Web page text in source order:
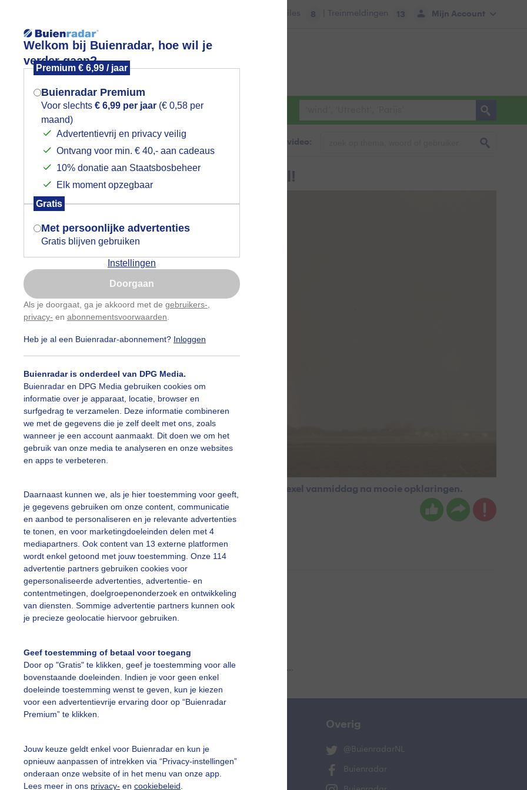
Welkom bij Buienradar, hoe wil je
verder gaan?
Premium € 6,99 / jaar
Buienradar Premium
Voor slechts € 6,99 per jaar (€ 0,58 per
maand)
Advertentievrij en privacy veilig
Ontvang voor min. € 40,- aan cadeaus
10% donatie aan Staatsbosbeheer
Elk moment opzegbaar
Gratis
Met persoonlijke advertenties
Gratis blijven gebruiken
Instellingen
Doorgaan
Als je doorgaat, ga je akkoord met de gebruikers-
privacy- en abonnementsvoorwaarden
Heb je al een Buienradar-abonnement? Inloggen
Buienradar is onderdeel van DPG Media.
Buienradar en DPG Media gebruiken cookies om
informatie over je apparaat, locatie, browser en
surfgedrag te verzamelen. Deze informatie combineren
we met de gegevens die je zelf deelt met ons, zoals
wanneer je een account aanmaakt. Dit doen we om het
gebruik van onze media te analyseren en onze websites
en apps te verbeteren.
Daarnaast kunnen we, als je hier toestemming voor geeft,
je gegevens gebruiken om onze content, communicatie
en aanbod te personaliseren en je relevante advertenties
te tonen, en voor marketingdoeleinden delen met 4
mediapartners. Ook content van 13 externe platformen
wordt enkel getoond met jouw toestemming. Onze 114
advertentie partners gebruiken cookies voor
gepersonaliseerde advertenties, advertentie- en
contentmetingen, doelgroepenonderzoek en ontwikkeling
van diensten. Sommige advertentie partners kunnen ook
je precieze geolocatie hiervoor gebruiken.
Geef toestemming of betaal voor toegang
Door op "Gratis" te klikken, geef je toestemming voor alle
bovenstaande doeleinden. Indien je voor geen enkel
doeleinde toestemming wenst te geven, kun je kiezen
voor een advertentievrije ervaring door op “Buienradar
Premium” te klikken.
Jouw keuze geldt enkel voor Buienradar en kun je
opnieuw aanpassen of intrekken via “Privacy-instellingen”
onderaan onze website of in het menu van onze app.
Lees meer in ons privacy- en cookiebeleid
Mijn Account
Files 8 | Treinmeldingen 13
Foto en video Weerzine
Zoeken in foto & video:
tijdens een regenbui met hagel!
boven de Eierlandse polder dichtbij de Cocksdorp op Texel vanmiddag na mooie opklaringen.
Frans Alderse Baas Gemaakt: 17-11-2025, 35x bekeken
Zon Regen
slideshow
Een moment geduld aub...
vragen
De Bilt
Overig
@BuienradarNL
Buienradar
Mogen we je locatie gebruiken voor
het weer?
Indien je hier nog geen akkoord op hebt
gegeven, verschijnt er zo een pop-up uit
je browser waarin deze toestemming
gevraagd wordt.
Is goed, toon de popup
Nu niet, misschien later
Gebruik je Safari en wil je niet elke dag deze pop-up
Klikhierom dit aan te passen